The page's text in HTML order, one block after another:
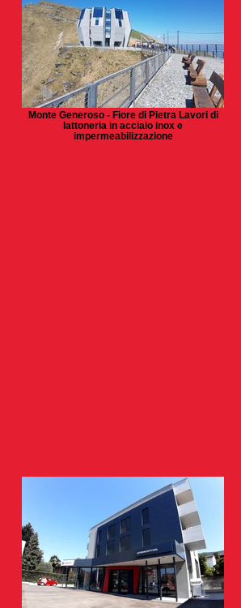
Monte Generoso - Fiore di Pietra Lavori di
lattoneria in acciaio inox e
impermeabilizzazione